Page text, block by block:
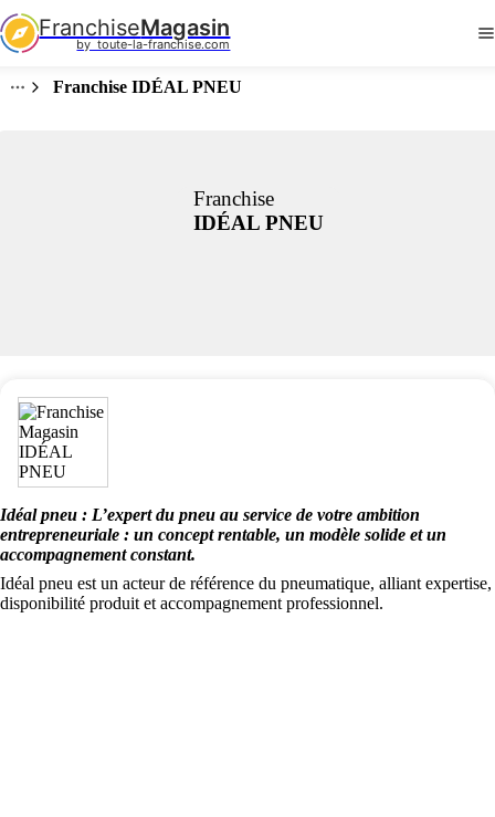
FranchiseMagasin
by  toute-la-franchise.com
Franchise IDÉAL PNEU
Franchise
IDÉAL PNEU
Idéal pneu : L’expert du pneu au service de votre ambition
entrepreneuriale : un concept rentable, un modèle solide et un
accompagnement constant.
Idéal pneu est un acteur de référence du pneumatique, alliant expertise,
disponibilité produit et accompagnement professionnel.